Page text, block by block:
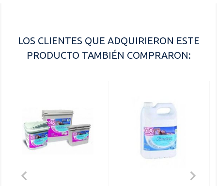
LOS CLIENTES QUE ADQUIRIERON ESTE
PRODUCTO TAMBIÉN COMPRARON:
 